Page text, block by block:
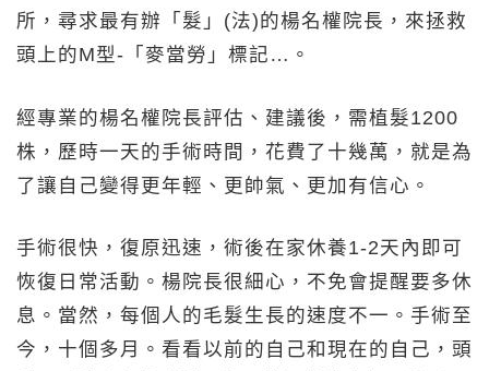
所，尋求最有辦「髮」(法)的楊名權院長，來拯救
頭上的M型-「麥當勞」標記…。
經專業的楊名權院長評估、建議後，需植髮1200
株，歷時一天的手術時間，花費了十幾萬，就是為
了讓自己變得更年輕、更帥氣、更加有信心。
手術很快，復原迅速，術後在家休養1-2天內即可
恢復日常活動。楊院長很細心，不免會提醒要多休
息。當然，每個人的毛髮生長的速度不一。手術至
今，十個多月。看看以前的自己和現在的自己，頭